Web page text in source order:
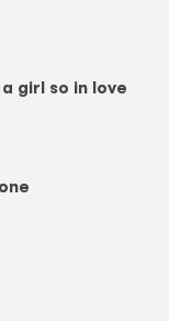
girl so in love